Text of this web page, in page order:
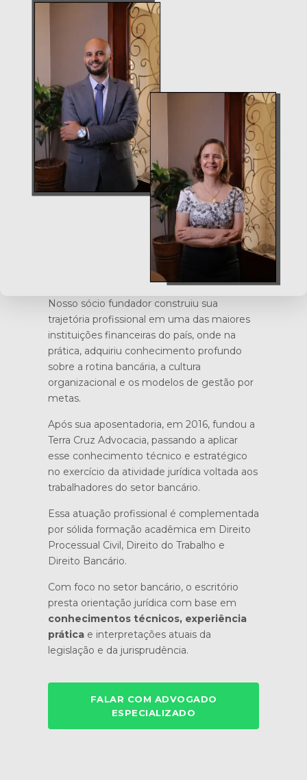
Nosso sócio fundador construiu sua
trajetória profissional em uma das maiores
instituições financeiras do país, onde na
prática, adquiriu conhecimento profundo
sobre a rotina bancária, a cultura
organizacional e os modelos de gestão por
metas.
Após sua aposentadoria, em 2016, fundou a
Terra Cruz Advocacia, passando a aplicar
esse conhecimento técnico e estratégico
no exercício da atividade jurídica voltada aos
trabalhadores do setor bancário.
Essa atuação profissional é complementada
por sólida formação acadêmica em Direito
Processual Civil, Direito do Trabalho e
Direito Bancário.
Com foco no setor bancário, o escritório
presta orientação jurídica com base em
conhecimentos técnicos, experiência
prática e interpretações atuais da
legislação e da jurisprudência.
FALAR COM ADVOGADO
ESPECIALIZADO